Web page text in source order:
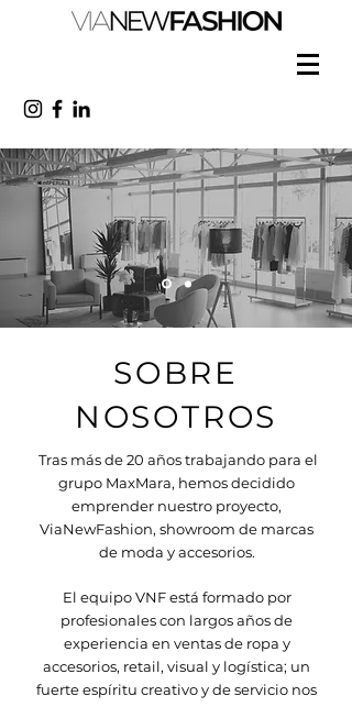
SOBRE
NOSOTROS
Tras más de 20 años trabajando para el
grupo MaxMara, hemos decidido
emprender nuestro proyecto,
ViaNewFashion, showroom de marcas
de moda y accesorios.
El equipo VNF está formado por
profesionales con largos años de
experiencia en ventas de ropa y
accesorios, retail, visual y logística; un
fuerte espíritu creativo y de servicio nos